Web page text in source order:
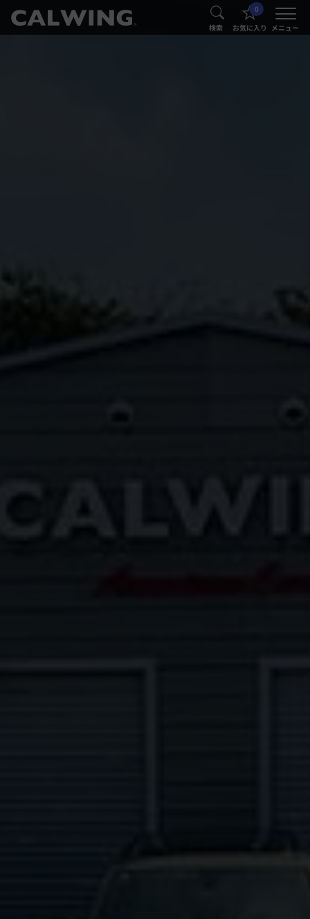
® 検索
0
お気に入り メニュー
®